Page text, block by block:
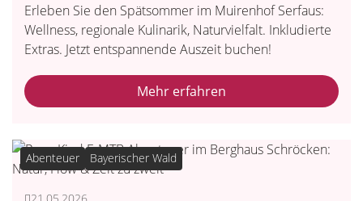
Erleben Sie den Spätsommer im Muirenhof Serfaus:
Wellness, regionale Kulinarik, Naturvielfalt. Inkludierte
Extras. Jetzt entspannende Auszeit buchen!
Mehr erfahren
Abenteuer Bayerischer Wald